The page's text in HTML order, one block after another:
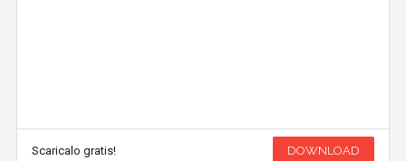
Scaricalo gratis! DOWNLOAD